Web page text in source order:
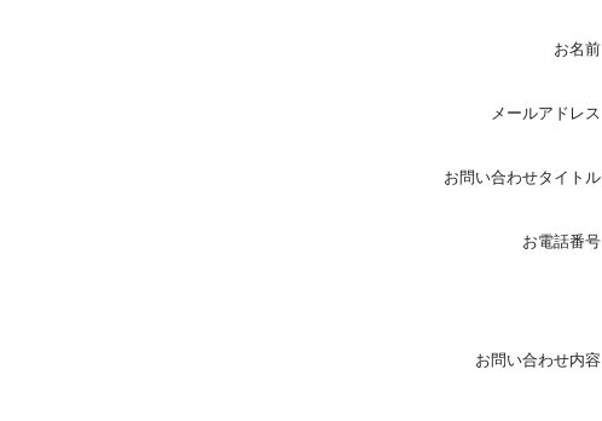
お名前
メールアドレス
お問い合わせタイトル
お電話番号
お問い合わせ内容